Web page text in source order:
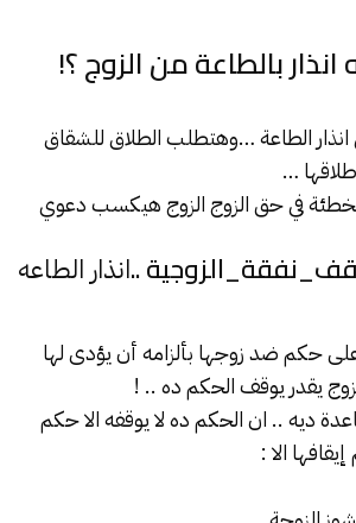
بالطاعة من الزوج ؟!
الطاعة …وهتطلب الطلاق للشقاق
طلاقها …
مخطئة في حق الزوج الزوج هيكسب دعوي
..انذار الطاعه
حكم ضد زوجها بألزامه أن يؤدى لها
يقدر يوقف الحكم ده .. !
ديه .. ان الحكم ده لا يوقفه الا حكم
الا :